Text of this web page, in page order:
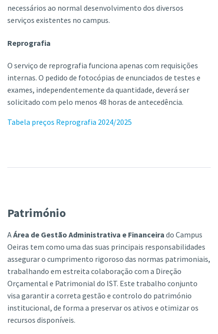
necessários ao normal desenvolvimento dos diversos
serviços existentes no campus.
Reprografia
O serviço de reprografia funciona apenas com requisições
internas. O pedido de fotocópias de enunciados de testes e
exames, independentemente da quantidade, deverá ser
solicitado com pelo menos 48 horas de antecedência.
Tabela preços Reprografia 2024/2025
Património
AÁrea de Gestão Administrativa e Financeira do Campus
Oeiras tem como uma das suas principais responsabilidades
assegurar o cumprimento rigoroso das normas patrimoniais,
trabalhando em estreita colaboração com a Direção
Orçamental e Patrimonial do IST. Este trabalho conjunto
visa garantir a correta gestão e controlo do património
institucional, de forma a preservar os ativos e otimizar os
recursos disponíveis.